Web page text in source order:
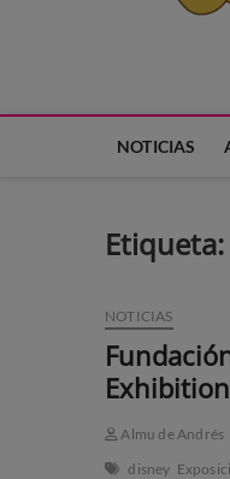
NOTICIAS
Etiqueta:
NOTICIAS
Almu de Andrés
disney